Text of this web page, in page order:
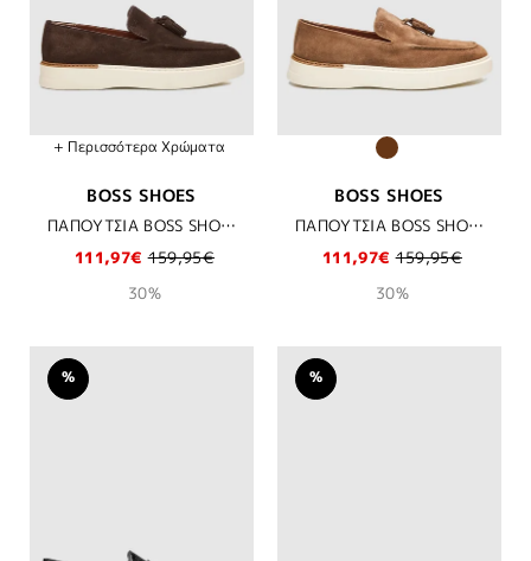
+ Περισσότερα Χρώματα
BOSS SHOES
ΠΑΠΟΥΤΣΙΑ BOSS SHOES - BROWN SUEDE
111,97€ 159,95€
30%
BOSS SHOES
ΠΑΠΟΥΤΣΙΑ BOSS SHOES - SIGARO SUEDE
111,97€ 159,95€
30%
% %